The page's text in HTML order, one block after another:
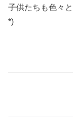
子供たちも色々
*)